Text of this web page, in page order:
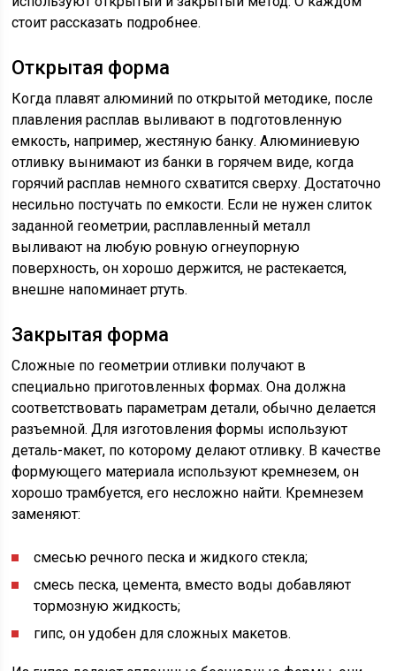
стоит рассказать подробнее.
Открытая форма
Когда плавят алюминий по открытой методике, после
плавления расплав выливают в подготовленную
емкость, например, жестяную банку. Алюминиевую
отливку вынимают из банки в горячем виде, когда
горячий расплав немного схватится сверху. Достаточно
несильно постучать по емкости. Если не нужен слиток
заданной геометрии, расплавленный металл
выливают на любую ровную огнеупорную
поверхность, он хорошо держится, не растекается,
внешне напоминает ртуть.
Закрытая форма
Сложные по геометрии отливки получают в
специально приготовленных формах. Она должна
соответствовать параметрам детали, обычно делается
разъемной. Для изготовления формы используют
деталь-макет, по которому делают отливку. В качестве
формующего материала используют кремнезем, он
хорошо трамбуется, его несложно найти. Кремнезем
заменяют:
смесью речного песка и жидкого стекла;
смесь песка, цемента, вместо воды добавляют
тормозную жидкость;
гипс, он удобен для сложных макетов.